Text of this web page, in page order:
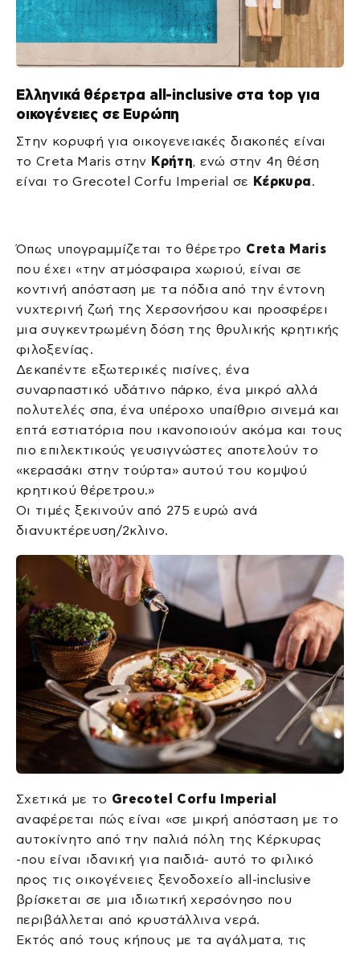
Ελληνικά θέρετρα all-inclusive στα top για
οικογένειες σε Ευρώπη
Στην κορυφή για οικογενειακές διακοπές είναι
το Creta Maris στην Κρήτη, ενώ στην 4η θέση
είναι το Grecotel Corfu Imperial σε Κέρκυρα.
Όπως υπογραμμίζεται το θέρετρο Creta Maris
που έχει «την ατμόσφαιρα χωριού, είναι σε
κοντινή απόσταση με τα πόδια από την έντονη
νυχτερινή ζωή της Χερσονήσου και προσφέρει
μια συγκεντρωμένη δόση της θρυλικής κρητικής
φιλοξενίας.
Δεκαπέντε εξωτερικές πισίνες, ένα
συναρπαστικό υδάτινο πάρκο, ένα μικρό αλλά
πολυτελές σπα, ένα υπέροχο υπαίθριο σινεμά και
επτά εστιατόρια που ικανοποιούν ακόμα και τους
πιο επιλεκτικούς γευσιγνώστες αποτελούν το
«κερασάκι στην τούρτα» αυτού του κομψού
κρητικού θέρετρου.»
Οι τιμές ξεκινούν από 275 ευρώ ανά
διανυκτέρευση/2κλινο.
Σχετικά με το Grecotel Corfu Imperial
αναφέρεται πώς είναι «σε μικρή απόσταση με το
αυτοκίνητο από την παλιά πόλη της Κέρκυρας
-που είναι ιδανική για παιδιά- αυτό το φιλικό
προς τις οικογένειες ξενοδοχείο all-inclusive
βρίσκεται σε μια ιδιωτική χερσόνησο που
περιβάλλεται από κρυστάλλινα νερά.
Εκτός από τους κήπους με τα αγάλματα, τις